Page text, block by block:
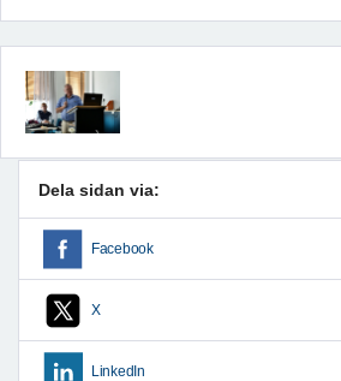
Dela sidan via:
Facebook
X
LinkedIn